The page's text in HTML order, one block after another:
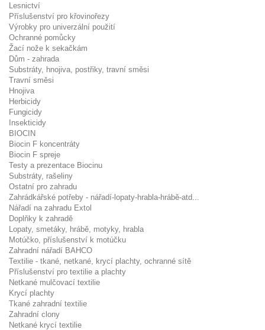
Lesnictví
Příslušenství pro křovinořezy
Výrobky pro univerzální použití
Ochranné pomůcky
Žací nože k sekačkám
Dům - zahrada
Substráty, hnojiva, postřiky, travní směsi
Travní směsi
Hnojiva
Herbicidy
Fungicidy
Insekticidy
BIOCIN
Biocin F koncentráty
Biocin F spreje
Testy a prezentace Biocinu
Substráty, rašeliny
Ostatní pro zahradu
Zahrádkářské potřeby - nářadí-lopaty-hrabla-hrábě-atd...
Nářadí na zahradu Extol
Doplňky k zahradě
Lopaty, smetáky, hrábě, motyky, hrabla
Motúčko, příslušenství k motúčku
Zahradní nářadí BAHCO
Textilie - tkané, netkané, krycí plachty, ochranné sítě
Příslušenství pro textilie a plachty
Netkané mulčovací textilie
Krycí plachty
Tkané zahradní textilie
Zahradní clony
Netkané krycí textilie